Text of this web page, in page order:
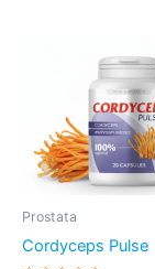
Prostata
Cordyceps Pulse